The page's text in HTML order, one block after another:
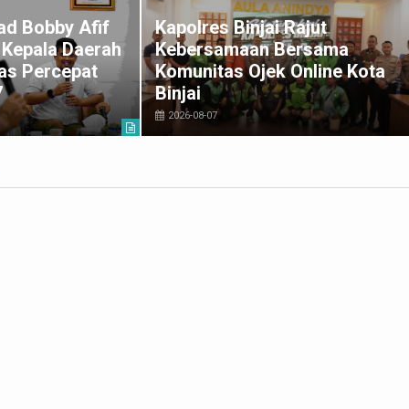
Bobby Afif
Daerah
Percepat
Kapolres Binjai Rajut
Kebersamaan Bersama
Komunitas Ojek Online Kota
Binjai
2026-08-07